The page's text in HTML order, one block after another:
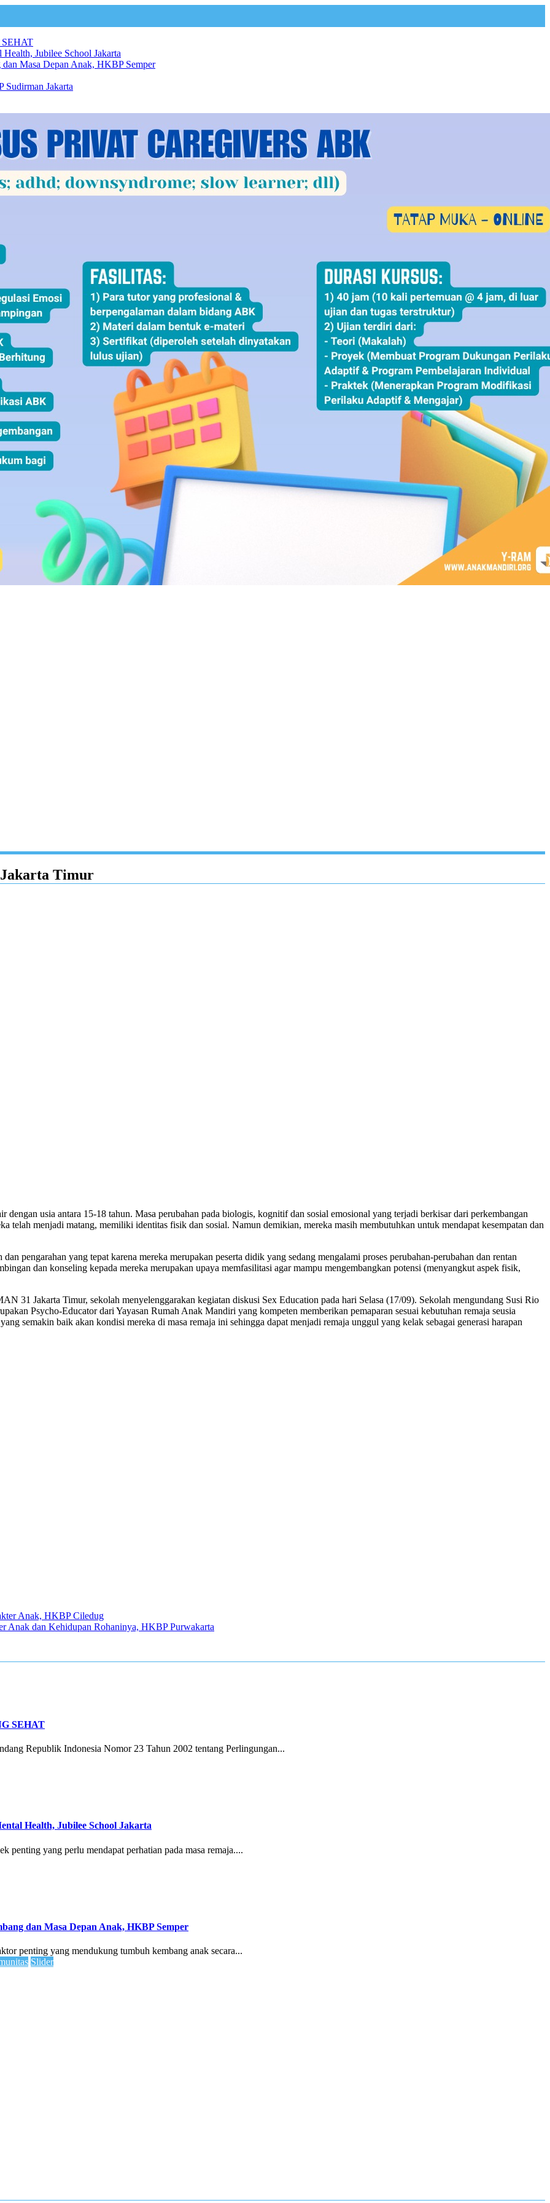
Jubilee School Jakarta
Masa Depan Anak, HKBP Semper
Jakarta
Jakarta Timur
usia antara 15-18 tahun. Masa perubahan pada biologis, kognitif dan sosial emosional yang terjadi berkisar dari perkembangan
telah menjadi matang, memiliki identitas fisik dan sosial. Namun demikian, mereka masih membutuhkan untuk mendapat kesempatan dan
pengarahan yang tepat karena mereka merupakan peserta didik yang sedang mengalami proses perubahan-perubahan dan rentan
dan konseling kepada mereka merupakan upaya memfasilitasi agar mampu mengembangkan potensi (menyangkut aspek fisik,
31 Jakarta Timur, sekolah menyelenggarakan kegiatan diskusi Sex Education pada hari Selasa (17/09). Sekolah mengundang Susi Rio
Psycho-Educator dari Yayasan Rumah Anak Mandiri yang kompeten memberikan pemaparan sesuai kebutuhan remaja seusia
semakin baik akan kondisi mereka di masa remaja ini sehingga dapat menjadi remaja unggul yang kelak sebagai generasi harapan
Anak, HKBP Ciledug
Anak dan Kehidupan Rohaninya, HKBP Purwakarta
SEHAT
Republik Indonesia Nomor 23 Tahun 2002 tentang Perlingungan...
Health, Jubilee School Jakarta
penting yang perlu mendapat perhatian pada masa remaja....
dan Masa Depan Anak, HKBP Semper
penting yang mendukung tumbuh kembang anak secara...
Slider